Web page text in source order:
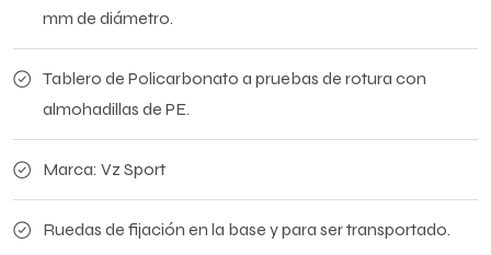
mm de diámetro.
Tablero de Policarbonato a pruebas de rotura con
almohadillas de PE.
Marca: Vz Sport
Ruedas de fijación en la base y para ser transportado.